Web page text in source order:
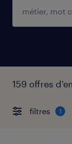
159 offres
filtres 1